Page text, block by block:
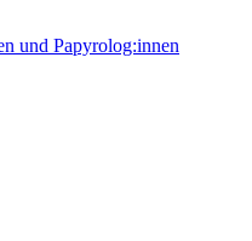
und Papyrolog:innen